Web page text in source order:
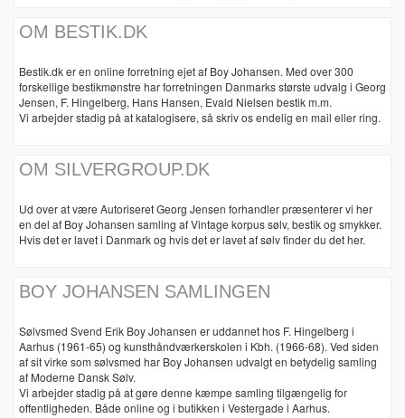
OM BESTIK.DK
Bestik.dk er en online forretning ejet af Boy Johansen. Med over 300
forskellige bestikmønstre har forretningen Danmarks største udvalg i Georg
Jensen, F. Hingelberg, Hans Hansen, Evald Nielsen bestik m.m.
Vi arbejder stadig på at katalogisere, så skriv os endelig en mail eller ring.
OM SILVERGROUP.DK
Ud over at være Autoriseret Georg Jensen forhandler præsenterer vi her
en del af Boy Johansen samling af Vintage korpus sølv, bestik og smykker.
Hvis det er lavet i Danmark og hvis det er lavet af sølv finder du det her.
BOY JOHANSEN SAMLINGEN
Sølvsmed Svend Erik Boy Johansen er uddannet hos F. Hingelberg i
Aarhus (1961-65) og kunsthåndværkerskolen i Kbh. (1966-68). Ved siden
af sit virke som sølvsmed har Boy Johansen udvalgt en betydelig samling
af Moderne Dansk Sølv.
Vi arbejder stadig på at gøre denne kæmpe samling tilgængelig for
offentligheden. Både online og i butikken i Vestergade i Aarhus.